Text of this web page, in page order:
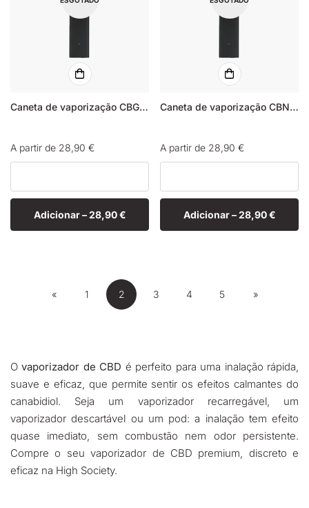
Caneta de vaporização CBG Orange Bud
Preço
normal
A partir de 28,90 €
Adicionar –28,90 €
Caneta de vaporização CBN Orange Bud
Preço
normal
A partir de 28,90 €
Adicionar –28,90 €
« 1 2 3 4 5 »
Ovaporizador de CBD é perfeito para uma inalação rápida,
suave e eficaz, que permite sentir os efeitos calmantes do
canabidiol. Seja um vaporizador recarregável, um
vaporizador descartável ou um pod: a inalação tem efeito
quase imediato, sem combustão nem odor persistente.
Compre o seu vaporizador de CBD premium, discreto e
eficaz na High Society.